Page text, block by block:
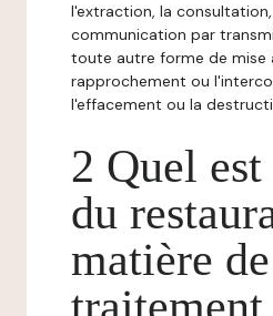
l'extraction, la
communication par
toute autre forme de mise
rapprochement ou
l'effacement ou la
2 Quel
du
matière de